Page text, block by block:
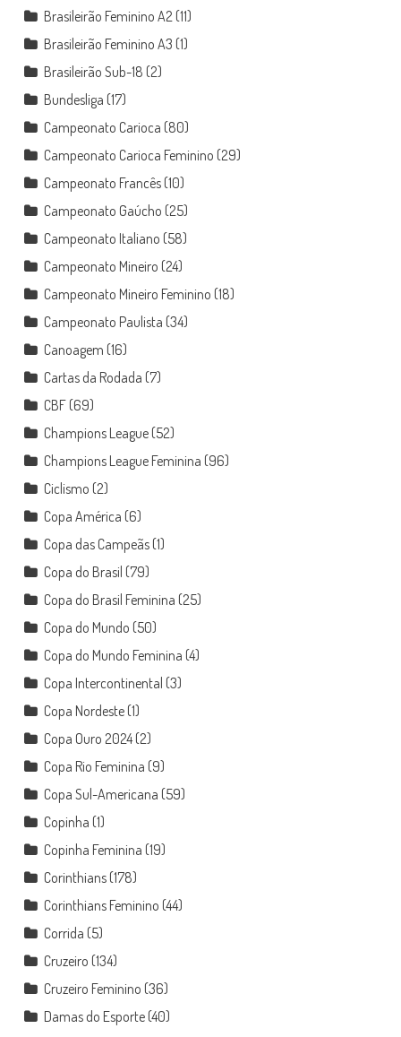
Brasileirão Feminino A2 (11)
Brasileirão Feminino A3 (1)
Brasileirão Sub-18 (2)
Bundesliga (17)
Campeonato Carioca (80)
Campeonato Carioca Feminino (29)
Campeonato Francês(10)
Campeonato Gaúcho (25)
Campeonato Italiano (58)
Campeonato Mineiro (24)
Campeonato Mineiro Feminino (18)
Campeonato Paulista (34)
Canoagem (16)
Cartas da Rodada (7)
CBF(69)
Champions League(52)
Champions League Feminina (96)
Ciclismo (2)
Copa América (6)
Copa das Campeãs(1)
Copa do Brasil (79)
Copa do Brasil Feminina (25)
Copa do Mundo (50)
Copa do Mundo Feminina (4)
Copa Intercontinental (3)
Copa Nordeste(1)
Copa Ouro 2024(2)
Copa Rio Feminina (9)
Copa Sul-Americana (59)
Copinha (1)
Copinha Feminina (19)
Corinthians(178)
Corinthians Feminino (44)
Corrida (5)
Cruzeiro (134)
Cruzeiro Feminino (36)
Damas do Esporte(40)